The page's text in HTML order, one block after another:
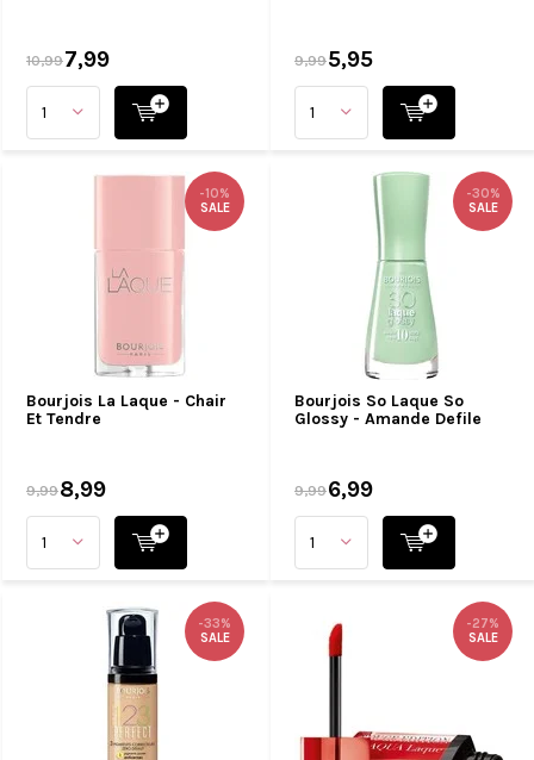
10,997,99 9,995,95
Bourjois La Laque - Chair
Et Tendre
-10%
SALE
9,998,99
Bourjois So Laque So
Glossy - Amande Defile
-30%
SALE
9,996,99
-33%
SALE
-27%
SALE